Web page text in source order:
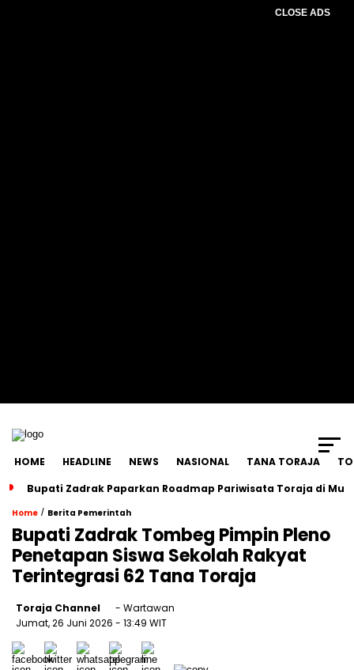
CLOSE ADS
HOME HEADLINE NEWS NASIONAL TANA TORAJA
Bupati Zadrak Paparkan Roadmap Pariwisata Toraja di
Home / Berita Pemerintah
Bupati Zadrak Tombeg Pimpin Pleno
Penetapan Siswa Sekolah Rakyat
Terintegrasi 62 Tana Toraja
Toraja Channel
- Wartawan
Jumat, 26 Juni 2026 - 13:49 WIT